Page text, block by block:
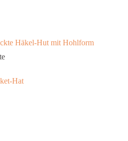
Häkel-Hut mit Hohlform